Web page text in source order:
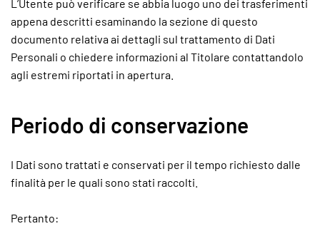
L’Utente può verificare se abbia luogo uno dei trasferimenti
appena descritti esaminando la sezione di questo
documento relativa ai dettagli sul trattamento di Dati
Personali o chiedere informazioni al Titolare contattandolo
agli estremi riportati in apertura.
Periodo di conservazione
I Dati sono trattati e conservati per il tempo richiesto dalle
finalità per le quali sono stati raccolti.
Pertanto: